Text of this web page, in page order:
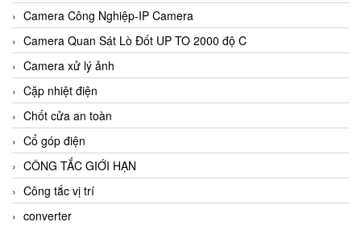
Camera Công Nghiệp-IP Camera
Camera Quan Sát Lò Đốt UP TO 2000 độ C
Camera xử lý ảnh
Cặp nhiệt điện
Chốt cửa an toàn
Cổ góp điện
CÔNG TẮC GIỚI HẠN
Công tắc vị trí
converter